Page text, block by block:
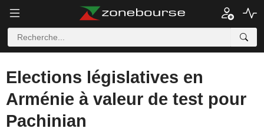
Elections législatives en
Arménie à valeur de test pour
Pachinian